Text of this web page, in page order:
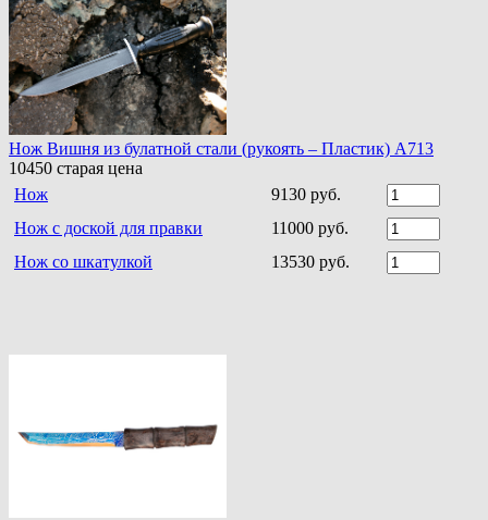
Нож Вишня из булатной стали (рукоять – Пластик) A713
10450 старая цена
Нож
9130 руб.
Нож с доской для правки
11000 руб.
Нож со шкатулкой
13530 руб.